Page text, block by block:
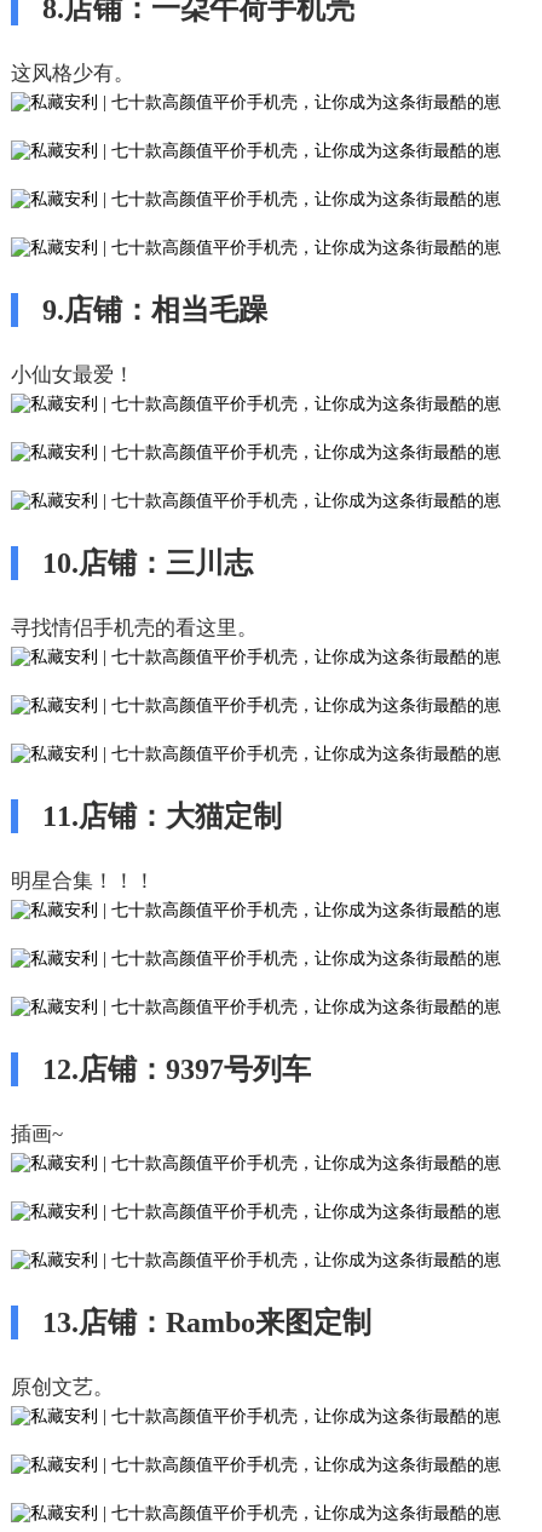
8.店铺：一朶午荷手机壳
这风格少有。
9.店铺：相当毛躁
小仙女最爱！
10.店铺：三川志
寻找情侣手机壳的看这里。
11.店铺：大猫定制
明星合集！！！
12.店铺：9397号列车
插画~
13.店铺：Rambo来图定制
原创文艺。